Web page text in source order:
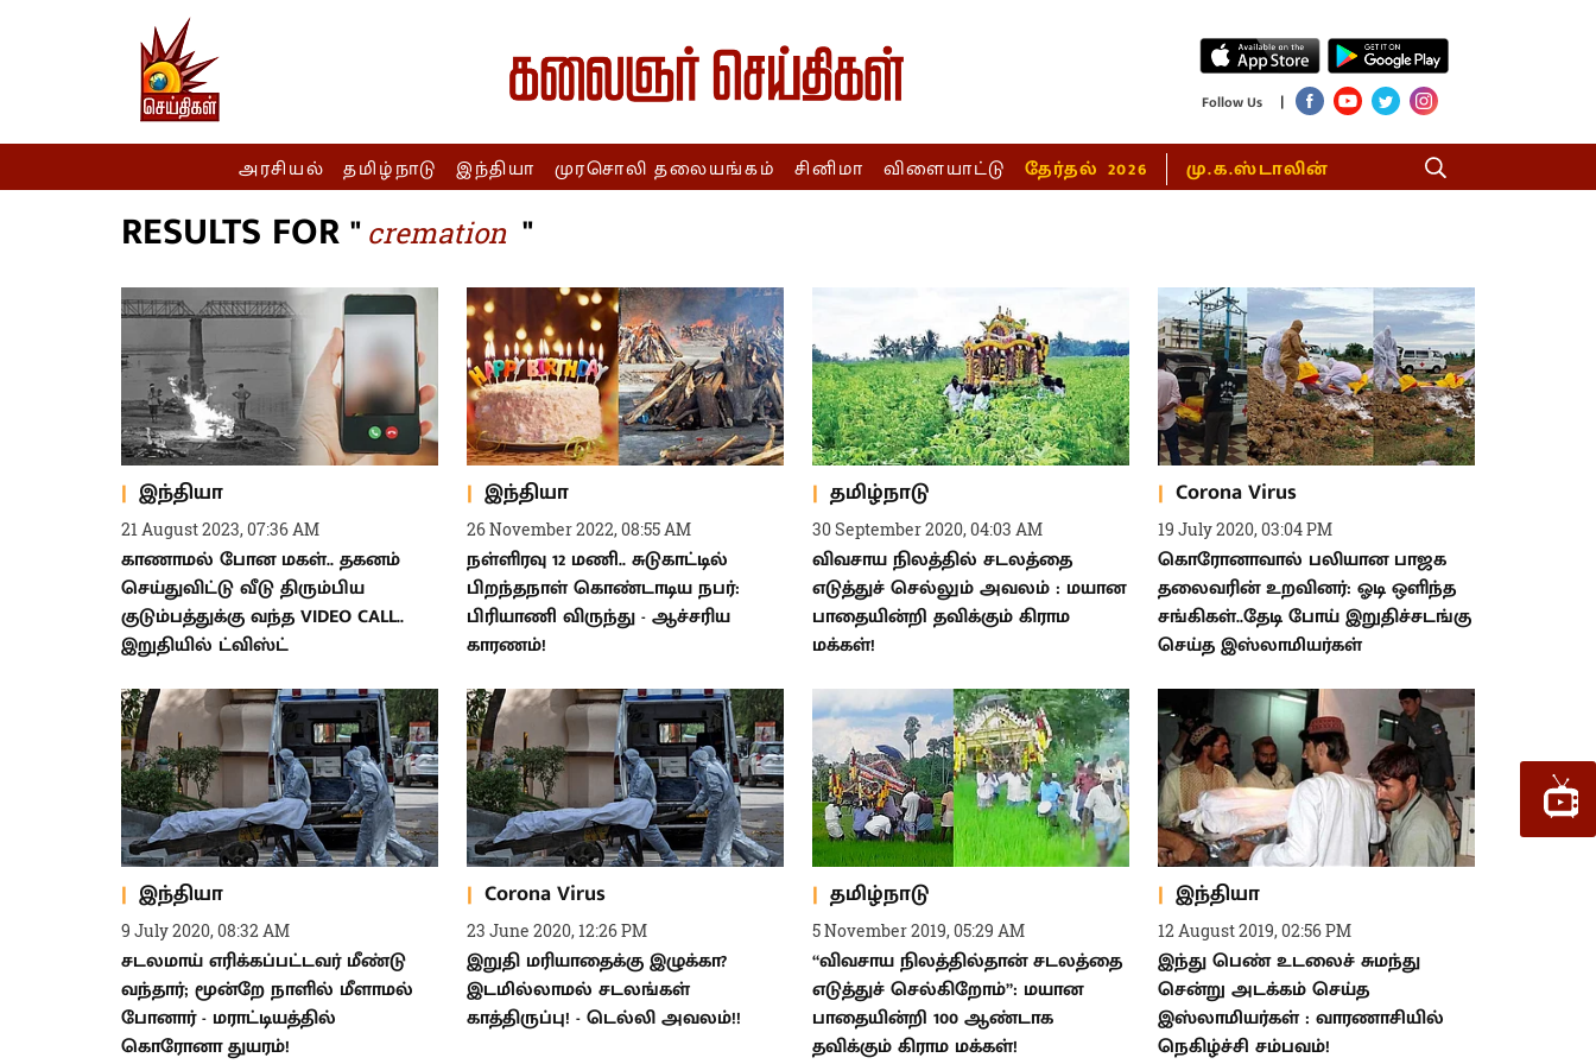
Follow Us |
அரசியல் தமிழ்நாடு இந்தியா முரசொலி தலையங்கம் சினிமா விளையாட்டு தேர்தல் 2026 மு.க.ஸ்டாலின்
RESULTS FOR " cremation "
இந்தியா
21 August 2023, 07:36 AM
காணாமல் போன மகள்.. தகனம்
செய்துவிட்டு வீடு திரும்பிய
குடும்பத்துக்கு வந்த VIDEO CALL..
இறுதியில் ட்விஸ்ட்
இந்தியா
26 November 2022, 08:55 AM
நள்ளிரவு 12 மணி.. சுடுகாட்டில்
பிறந்தநாள் கொண்டாடிய நபர்:
பிரியாணி விருந்து - ஆச்சரிய
காரணம்!
தமிழ்நாடு
30 September 2020, 04:03 AM
விவசாய நிலத்தில் சடலத்தை
எடுத்துச் செல்லும் அவலம் : மயான
பாதையின்றி தவிக்கும் கிராம
மக்கள்!
Corona Virus
19 July 2020, 03:04 PM
கொரோனாவால் பலியான பாஜக
தலைவரின் உறவினர்: ஓடி ஒளிந்த
சங்கிகள்..தேடி போய் இறுதிச்சடங்கு
செய்த இஸ்லாமியர்கள்
இந்தியா
9 July 2020, 08:32 AM
சடலமாய் எரிக்கப்பட்டவர் மீண்டு
வந்தார்; மூன்றே நாளில் மீளாமல்
போனார் - மராட்டியத்தில்
கொரோனா துயரம்!
Corona Virus
23 June 2020, 12:26 PM
இறுதி மரியாதைக்கு இழுக்கா?
இடமில்லாமல் சடலங்கள்
காத்திருப்பு! - டெல்லி அவலம்!!
தமிழ்நாடு
5 November 2019, 05:29 AM
“விவசாய நிலத்தில்தான் சடலத்தை
எடுத்துச் செல்கிறோம்”: மயான
பாதையின்றி 100 ஆண்டாக
தவிக்கும் கிராம மக்கள்!
இந்தியா
12 August 2019, 02:56 PM
இந்து பெண் உடலைச் சுமந்து
சென்று அடக்கம் செய்த
இஸ்லாமியர்கள் : வாரணாசியில்
நெகிழ்ச்சி சம்பவம்!